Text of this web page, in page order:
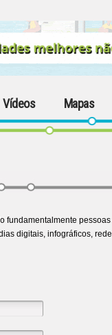
Vídeos Mapas
digitais, infográficos,